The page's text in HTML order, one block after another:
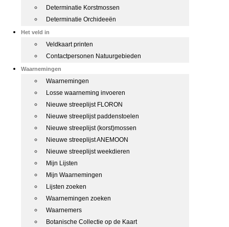
Determinatie Korstmossen
Determinatie Orchideeën
Het veld in
Veldkaart printen
Contactpersonen Natuurgebieden
Waarnemingen
Waarnemingen
Losse waarneming invoeren
Nieuwe streeplijst FLORON
Nieuwe streeplijst paddenstoelen
Nieuwe streeplijst (korst)mossen
Nieuwe streeplijst ANEMOON
Nieuwe streeplijst weekdieren
Mijn Lijsten
Mijn Waarnemingen
Lijsten zoeken
Waarnemingen zoeken
Waarnemers
Botanische Collectie op de Kaart